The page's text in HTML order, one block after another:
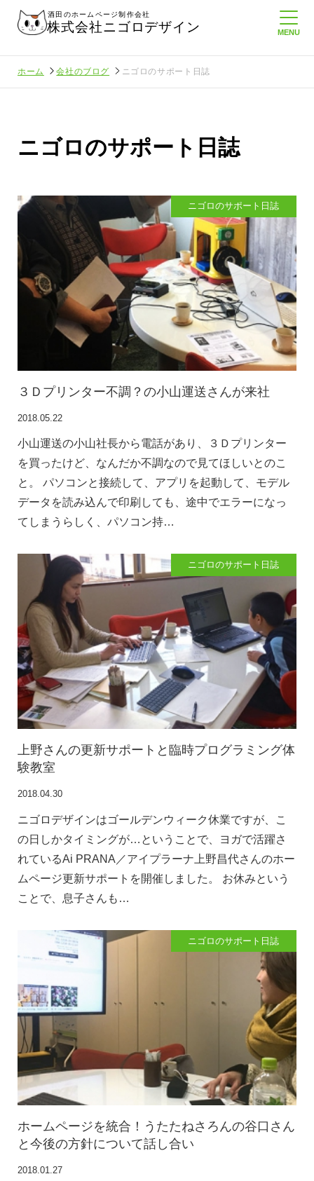
酒田のホームページ制作会社
株式会社ニゴロデザイン
ホーム 会社のブログ ニゴロのサポート日誌
ニゴロのサポート日誌
３Ｄプリンター不調？の小山運送さんが来社
ニゴロのサポート日誌
2018.05.22
小山運送の小山社長から電話があり、３Ｄプリンター
を買ったけど、なんだか不調なので見てほしいとのこ
と。 パソコンと接続して、アプリを起動して、モデル
データを読み込んで印刷しても、途中でエラーになっ
てしまうらしく、パソコン持…
上野さんの更新サポートと臨時プログラミング体
験教室
ニゴロのサポート日誌
2018.04.30
ニゴロデザインはゴールデンウィーク休業ですが、こ
の日しかタイミングが…ということで、ヨガで活躍さ
れているAi PRANA／アイプラーナ上野昌代さんのホー
ムページ更新サポートを開催しました。 お休みという
ことで、息子さんも…
ホームページを統合！うたたねさろんの谷口さん
と今後の方針について話し合い
ニゴロのサポート日誌
2018.01.27
メンタルに来る～！想定してたより利
益が残らない仕事になってしまって
た…
2026.07.29